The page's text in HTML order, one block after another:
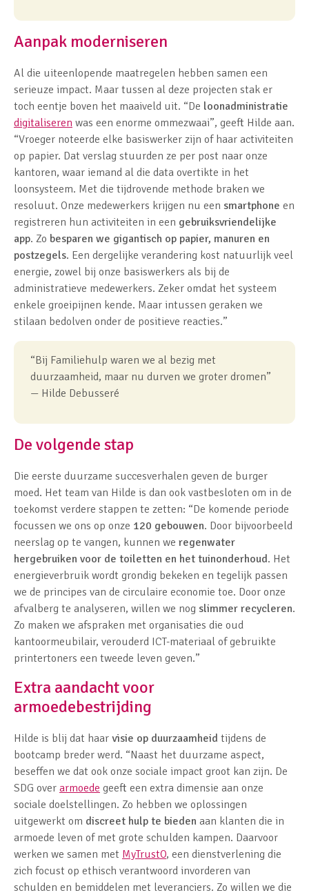
Aanpak moderniseren
Al die uiteenlopende maatregelen hebben samen een
serieuze impact. Maar tussen al deze projecten stak er
toch eentje boven het maaiveld uit. “De loonadministratie
digitaliseren was een enorme ommezwaai”, geeft Hilde aan.
“Vroeger noteerde elke basiswerker zijn of haar activiteiten
op papier. Dat verslag stuurden ze per post naar onze
kantoren, waar iemand al die data overtikte in het
loonsysteem. Met die tijdrovende methode braken we
resoluut. Onze medewerkers krijgen nu een smartphone en
registreren hun activiteiten in een gebruiksvriendelijke
app. Zo besparen we gigantisch op papier, manuren en
postzegels. Een dergelijke verandering kost natuurlijk veel
energie, zowel bij onze basiswerkers als bij de
administratieve medewerkers. Zeker omdat het systeem
enkele groeipijnen kende. Maar intussen geraken we
stilaan bedolven onder de positieve reacties.”
“Bij Familiehulp waren we al bezig met
duurzaamheid, maar nu durven we groter dromen”
— Hilde Debusseré
De volgende stap
Die eerste duurzame succesverhalen geven de burger
moed. Het team van Hilde is dan ook vastbesloten om in de
toekomst verdere stappen te zetten: “De komende periode
focussen we ons op onze 120 gebouwen. Door bijvoorbeeld
neerslag op te vangen, kunnen we regenwater
hergebruiken voor de toiletten en het tuinonderhoud. Het
energieverbruik wordt grondig bekeken en tegelijk passen
we de principes van de circulaire economie toe. Door onze
afvalberg te analyseren, willen we nog slimmer recycleren.
Zo maken we afspraken met organisaties die oud
kantoormeubilair, verouderd ICT-materiaal of gebruikte
printertoners een tweede leven geven.”
Extra aandacht voor
armoedebestrijding
Hilde is blij dat haar visie op duurzaamheid tijdens de
bootcamp breder werd. “Naast het duurzame aspect,
beseffen we dat ook onze sociale impact groot kan zijn. De
SDG over armoede geeft een extra dimensie aan onze
sociale doelstellingen. Zo hebben we oplossingen
uitgewerkt om discreet hulp te bieden aan klanten die in
armoede leven of met grote schulden kampen. Daarvoor
werken we samen met MyTrustO, een dienstverlening die
zich focust op ethisch verantwoord invorderen van
schulden en bemiddelen met leveranciers. Zo willen we die